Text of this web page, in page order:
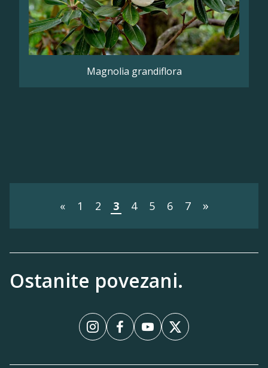
Magnolia grandiflora
« 1 2 3 4 5 6 7 »
Ostanite povezani.
InstagramInstagram
FacebookFacebook
YouTubeYouTube
XX